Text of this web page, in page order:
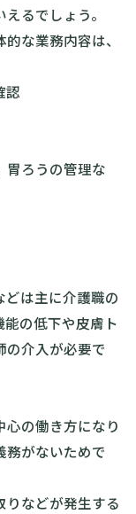
るでしょう。
な業務内容は、
認
胃ろうの管理な
は主に介護職の
の低下や皮膚ト
の介入が必要で
の働き方になり
務がないためで
りなどが発生する